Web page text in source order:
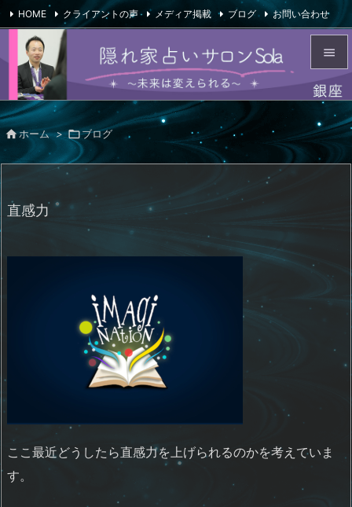


メニュ

サイド

HOME クライアントの声 メディア掲載 ブログ お問い合わせ
会社概要
ホーム > ブログ
直感力
ここ最近どうしたら直感力を上げられるのかを考えていま
す。